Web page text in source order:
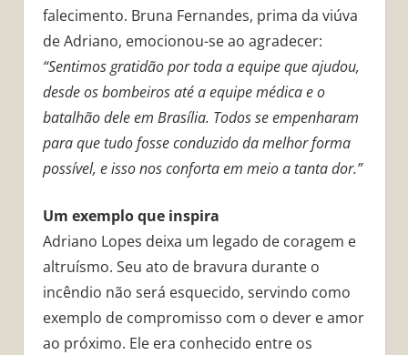
falecimento. Bruna Fernandes, prima da viúva
de Adriano, emocionou-se ao agradecer:
“Sentimos gratidão por toda a equipe que ajudou,
desde os bombeiros até a equipe médica e o
batalhão dele em Brasília. Todos se empenharam
para que tudo fosse conduzido da melhor forma
possível, e isso nos conforta em meio a tanta dor.”
Um exemplo que inspira
Adriano Lopes deixa um legado de coragem e
altruísmo. Seu ato de bravura durante o
incêndio não será esquecido, servindo como
exemplo de compromisso com o dever e amor
ao próximo. Ele era conhecido entre os